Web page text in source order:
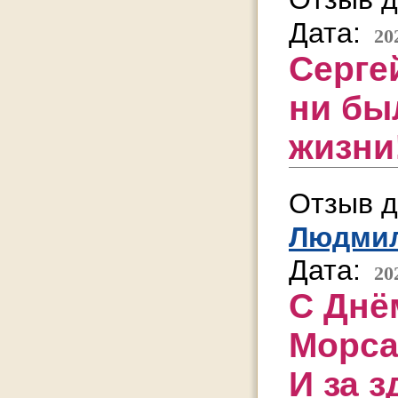
Дата:
ни
Отзыв
Дата:
С
И за